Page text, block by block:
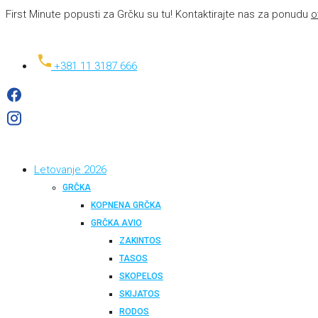
First Minute popusti za Grčku su tu! Kontaktirajte nas za ponudu
+381 11 3187 666
Letovanje 2026
GRČKA
KOPNENA GRČKA
GRČKA AVIO
ZAKINTOS
TASOS
SKOPELOS
SKIJATOS
RODOS